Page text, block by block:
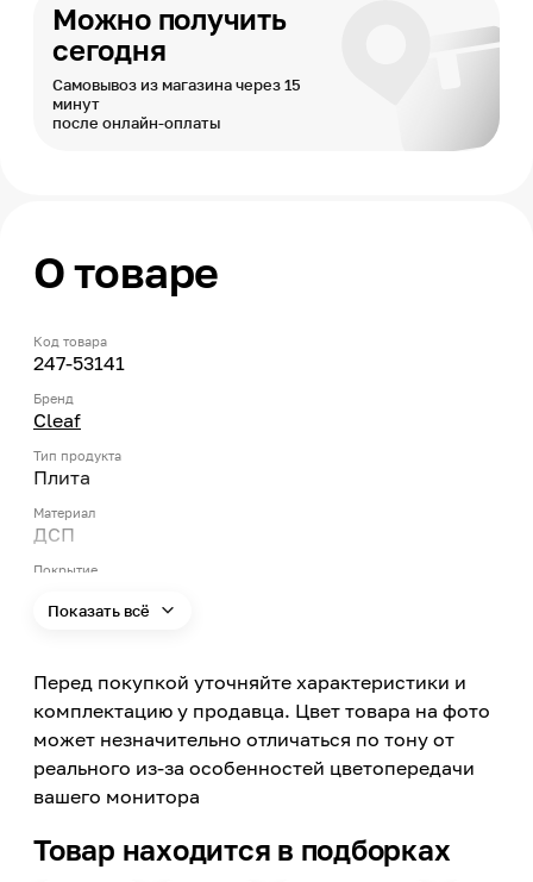
Можно получить
сегодня
Самовывоз из магазина через 15
минут
после онлайн-оплаты
О товаре
Код товара
247-53141
Бренд
Cleaf
Тип продукта
Плита
Материал
ДСП
Покрытие
Яркость цвета
Темный
Цвет заявленный производителем
Arera
Номер цвета
Поверхность
Показать всё
Перед покупкой уточняйте характеристики и
комплектацию у продавца. Цвет товара на фото
может незначительно отличаться по тону от
реального из-за особенностей цветопередачи
вашего монитора
Товар находится в подборках